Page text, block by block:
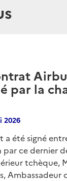
par la
2026
a été signé
ce dernier
tchèque,